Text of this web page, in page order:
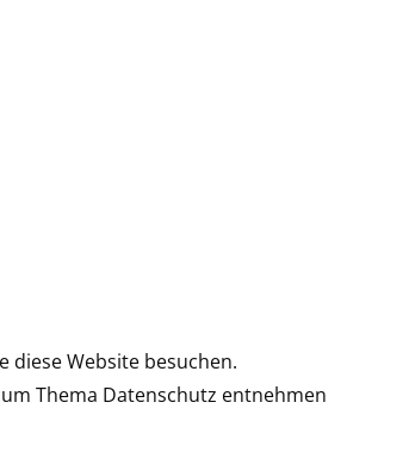
diese Website besuchen.
Thema Datenschutz entnehmen